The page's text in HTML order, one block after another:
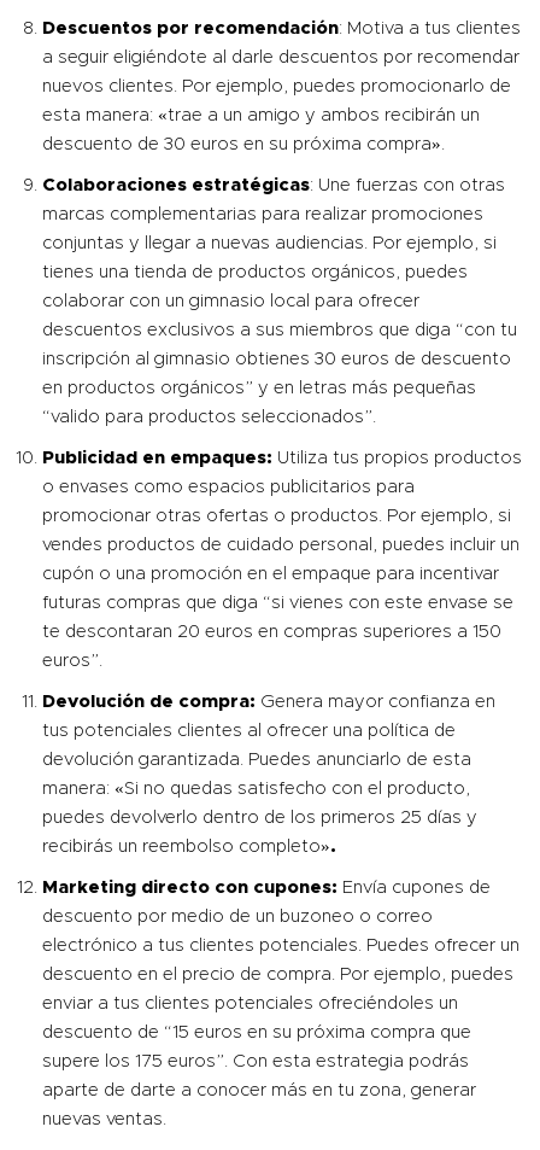
Descuentos por recomendación: Motiva a tus clientes
a seguir eligiéndote al darle descuentos por recomendar
nuevos clientes. Por ejemplo, puedes promocionarlo de
esta manera: «trae a un amigo y ambos recibirán un
descuento de 30 euros en su próxima compra».
Colaboraciones estratégicas: Une fuerzas con otras
marcas complementarias para realizar promociones
conjuntas y llegar a nuevas audiencias. Por ejemplo, si
tienes una tienda de productos orgánicos, puedes
colaborar con un gimnasio local para ofrecer
descuentos exclusivos a sus miembros que diga “con tu
inscripción al gimnasio obtienes 30 euros de descuento
en productos orgánicos” y en letras más pequeñas
“valido para productos seleccionados”.
Publicidad en empaques: Utiliza tus propios productos
o envases como espacios publicitarios para
promocionar otras ofertas o productos. Por ejemplo, si
vendes productos de cuidado personal, puedes incluir un
cupón o una promoción en el empaque para incentivar
futuras compras que diga “si vienes con este envase se
te descontaran 20 euros en compras superiores a 150
euros”.
Devolución de compra: Genera mayor confianza en
tus potenciales clientes al ofrecer una política de
devolución garantizada. Puedes anunciarlo de esta
manera: «Si no quedas satisfecho con el producto,
puedes devolverlo dentro de los primeros 25 días y
recibirás un reembolso completo».
Marketing directo con cupones: Envía cupones de
descuento por medio de un buzoneo o correo
electrónico a tus clientes potenciales. Puedes ofrecer un
descuento en el precio de compra. Por ejemplo, puedes
enviar a tus clientes potenciales ofreciéndoles un
descuento de “15 euros en su próxima compra que
supere los 175 euros”. Con esta estrategia podrás
aparte de darte a conocer más en tu zona, generar
nuevas ventas.